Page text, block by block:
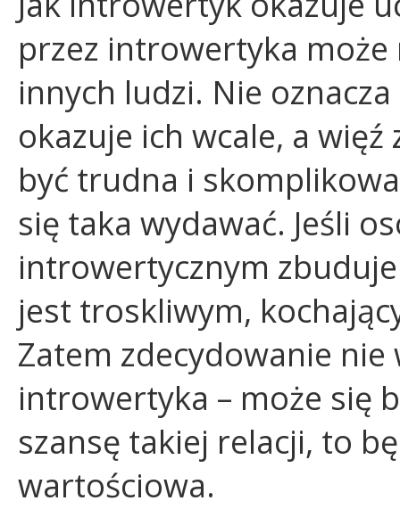
przez introwertyka może
innych ludzi. Nie
okazuje ich wcale, a
być trudna i
się taka wydawać. Jeśli
introwertycznym
jest troskliwym,
Zatem zdecydowanie
introwertyka – może się
szansę takiej relacji, to
wartościowa.